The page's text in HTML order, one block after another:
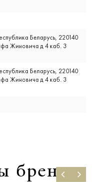
Беларусь, 220140
Жиновича д 4 каб. 3
Беларусь, 220140
Жиновича д 4 каб. 3
бренда